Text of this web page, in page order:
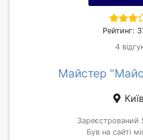
Рейтинг:
4
Майстер
Зареєстрований
Був на сайті